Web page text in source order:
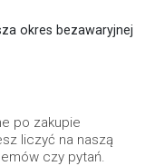
okres bezawaryjnej
po zakupie
liczyć na naszą
czy pytań.